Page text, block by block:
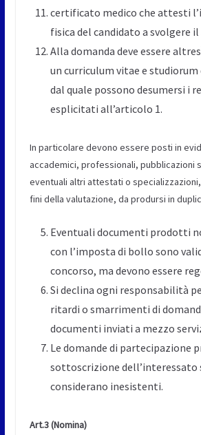
certificato medico che attesti
fisica del candidato a svolgere il
Alla domanda deve essere
un curriculum vitae e
dal quale possono desumersi i
esplicitati all’articolo 1.
In particolare devono essere posti in
accademici, professionali, pubblicazioni
eventuali altri attestati o
fini della valutazione, da prodursi in
Eventuali documenti prodotti
con l’imposta di bollo sono
concorso, ma devono essere
Si declina ogni responsabilità
ritardi o smarrimenti di
documenti inviati a mezzo
Le domande di partecipazione
sottoscrizione dell’interessato
considerano inesistenti.
Art.3(Nomina)